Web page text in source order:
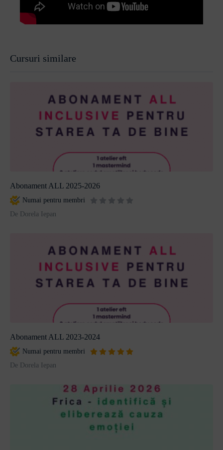
Cursuri similare
Abonament ALL 2025-2026
Numai pentru membri
De Dorela Iepan
Abonament ALL 2023-2024
Numai pentru membri
De Dorela Iepan